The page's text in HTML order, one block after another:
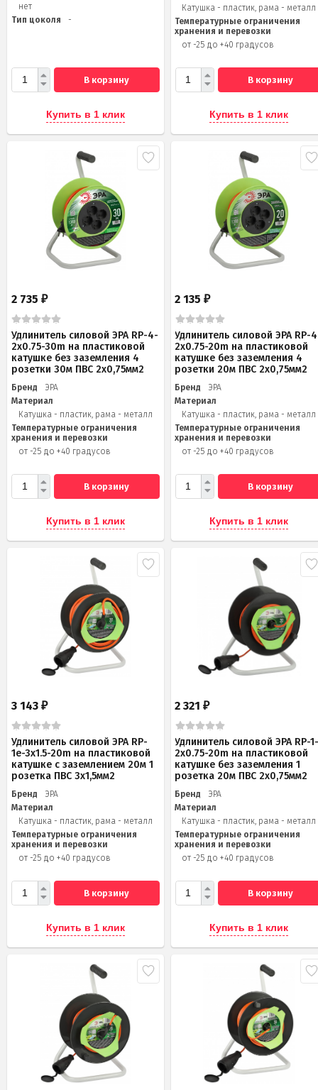
нет
Тип цоколя
-
В корзину
Купить в 1 клик
Катушка - пластик, рама - металл
Температурные ограничения
хранения и перевозки
от -25 до +40 градусов
В корзину
Купить в 1 клик
2 735 ₽
Удлинитель силовой ЭРА RP-4-
2x0.75-30m на пластиковой
катушке без заземления 4
розетки 30м ПВС 2х0,75мм2
Бренд
ЭРА
Материал
Катушка - пластик, рама - металл
Температурные ограничения
хранения и перевозки
от -25 до +40 градусов
В корзину
Купить в 1 клик
2 135₽
Удлинитель силовой ЭРА RP-
2x0.75-20m на пластиковой
катушке без заземления 4
розетки 20м ПВС 2х0,75мм2
Бренд
ЭРА
Материал
Катушка - пластик, рама - металл
Температурные ограничения
хранения и перевозки
от -25 до +40 градусов
В корзину
Купить в 1 клик
3 143 ₽
Удлинитель силовой ЭРА RP-
1e-3x1.5-20m на пластиковой
катушке c заземлением 20м 1
розетка ПВС 3х1,5мм2
Бренд
ЭРА
Материал
Катушка - пластик, рама - металл
Температурные ограничения
хранения и перевозки
от -25 до +40 градусов
В корзину
Купить в 1 клик
2 321₽
Удлинитель силовой ЭРА RP-
2x0.75-20m на пластиковой
катушке без заземления 1
розетка 20м ПВС 2х0,75мм2
Бренд
ЭРА
Материал
Катушка - пластик, рама - металл
Температурные ограничения
хранения и перевозки
от -25 до +40 градусов
В корзину
Купить в 1 клик